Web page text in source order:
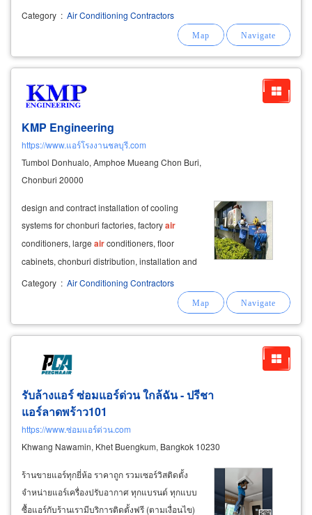
work get a design contract building
air
Category : Air Conditioning Contractors
KMP Engineering
https://www.แอร์โรงงานชลบุรี.com
Tumbol Donhualo, Amphoe Mueang Chon Buri,
Chonburi 20000
design and contract installation of cooling
systems for chonburi factories, factoryair
conditioners, large airconditioners, floor
cabinets, chonburi distribution, installation and
service central air conditioning
system (district
system vrv / vrf /
Category : Air Conditioning Contractors
รับล้างแอร์ ซ่อมแอร์ด่วน ใกล้ฉัน - ปรีชา
แอร์ลาดพร้าว101
https://www.ซ่อมแอร์ด่วน.com
Khwang Nawamin, Khet Buengkum, Bangkok 10230
ร้านขายแอร์ทุกยี่ห้อ ราคาถูก รวมเซอร์วิสติดตั้ง
จำหน่ายแอร์เครื่องปรับอากาศ ทุกแบรนด์ ทุกแบบ
ซื้อแอร์กับร้านเรามีบริการติดตั้งฟรี (ตามเงื่อนไข)